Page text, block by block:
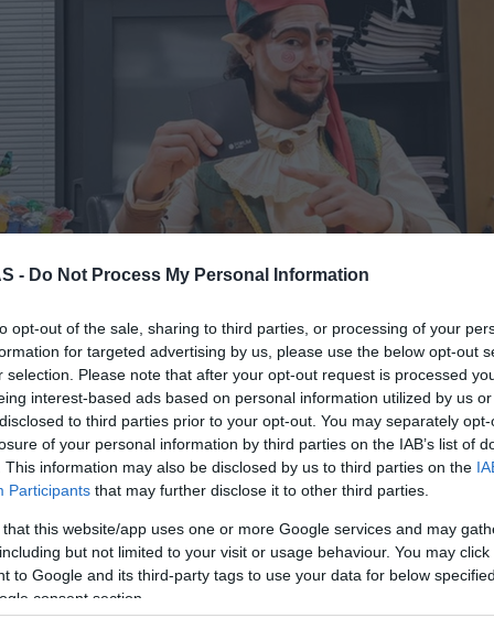
- Do Not Process My Personal Information
opt-out of the sale, sharing to third parties, or processing of your
for targeted advertising by us, please use the below opt-out
selection. Please note that after your opt-out request is processed
interest-based ads based on personal information utilized by us
to third parties prior to your opt-out. You may separately
of your personal information by third parties on the IAB’s list of
This information may also be disclosed by us to third parties on the
Participants that may further disclose it to other third parties.
that this website/app uses one or more Google services and may
but not limited to your visit or usage behaviour. You may
to Google and its third-party tags to use your data for below
consent section.
Forum Madeira está agendada
às 11 horas, na Praça Central. Haverá
'O Rádio Mágico' protagonizado pelo Teatro